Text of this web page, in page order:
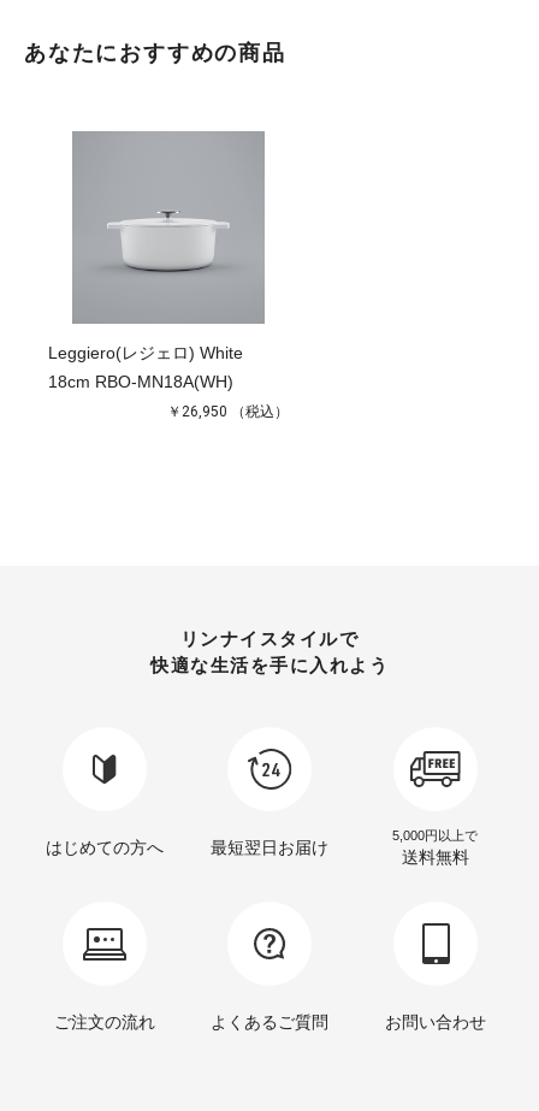
あなたにおすすめの商品
Leggiero(レジェロ) White
18cm RBO-MN18A(WH)
￥26,950 （税込）
リンナイスタイルで
快適な生活を手に入れよう
はじめての方へ 最短翌日お届け
5,000円以上で
送料無料
ご注文の流れ よくあるご質問 お問い合わせ